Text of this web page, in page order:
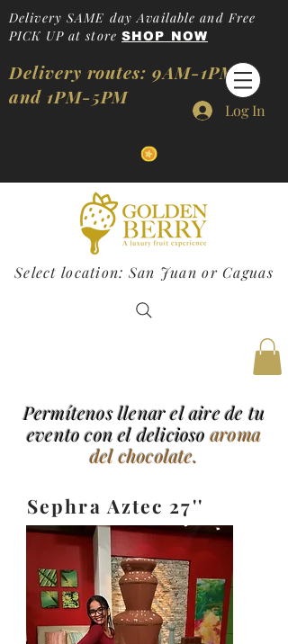
Delivery SAME day Available and Free
PICK UP at storeSHOP NOW
Log In
Delivery routes: 9AM-1PM
and 1PM-5PM
Select location: San Juan or Caguas
Permítenos llenar el aire de tu
evento con el deliciosoaroma
del chocolate.
Sephra Aztec 27''